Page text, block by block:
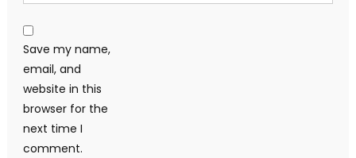
Save my name,
email, and
website in this
browser for the
next time I
comment.